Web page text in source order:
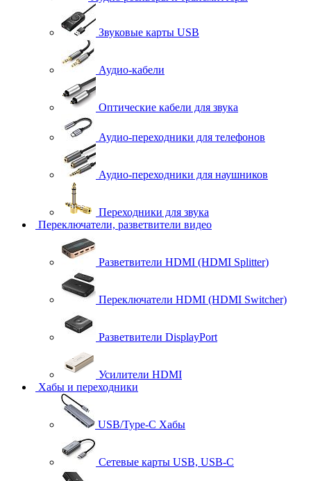
Звуковые карты USB
Аудио-кабели
Оптические кабели для звука
Аудио-переходники для телефонов
Аудио-переходники для наушников
Переходники для звука
Переключатели, разветвители видео
Разветвители HDMI (HDMI Splitter)
Переключатели HDMI (HDMI Switcher)
Разветвители DisplayPort
Усилители HDMI
Хабы и переходники
USB/Type-C Хабы
Сетевые карты USB, USB-C